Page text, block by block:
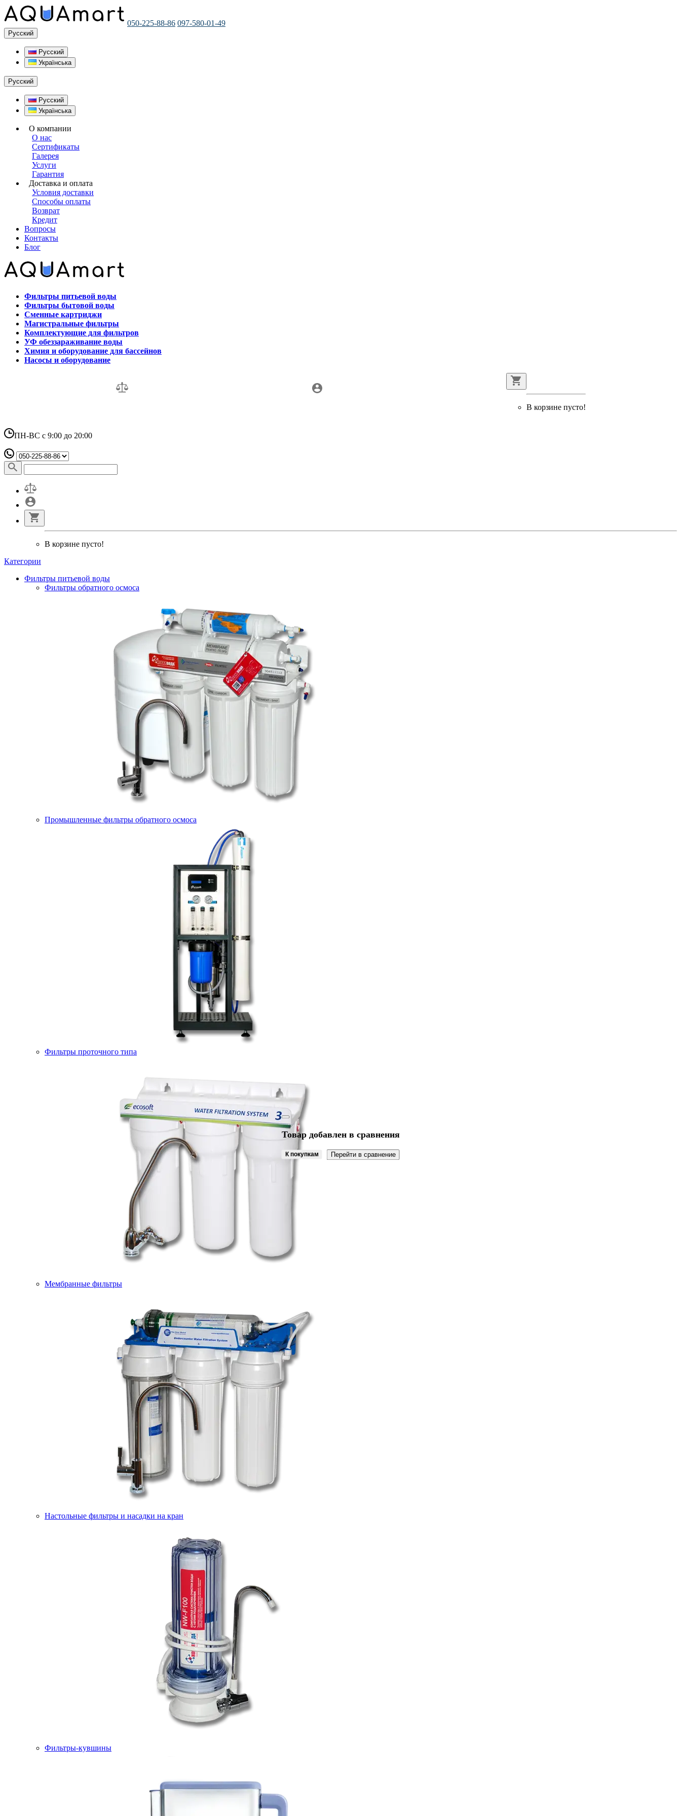
050-225-88-86 097-580-01-49
Русский
Русский
Українська
Русский
Русский
Українська
О компании
О нас
Сертификаты
Галерея
Услуги
Гарантия
Доставка и оплата
Условия доставки
Способы оплаты
Возврат
Кредит
Вопросы
Контакты
Блог
Фильтры питьевой воды
Фильтры бытовой воды
Сменные картриджи
Магистральные фильтры
Комплектующие для фильтров
УФ обеззараживание воды
Химия и оборудование для бассейнов
Насосы и оборудование
В корзине пусто!
ПН-ВС с 9:00 до 20:00
В корзине пусто!
Категории
Фильтры питьевой воды
Фильтры обратного осмоса
Промышленные фильтры обратного осмоса
Фильтры проточного типа
Мембранные фильтры
Настольные фильтры и насадки на кран
Фильтры-кувшины
Товар добавлен в сравнения
К покупкам Перейти в сравнение